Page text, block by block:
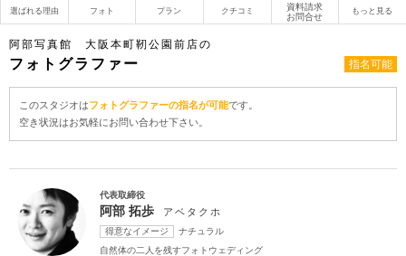
選ばれる理由 フォト プラン クチコミ
資料請求
お問合せ
もっと見る
撮影レポート
オプション
こだわりポイント
阿部写真館 大阪本町靭公園前店の
フォトグラファー 指名可能
このスタジオはフォトグラファーの指名が可能です。
空き状況はお気軽にお問い合わせ下さい。
代表取締役
阿部 拓歩 アベタクホ
得意なイメージ
ナチュラル
自然体の二人を残すフォトウェディング